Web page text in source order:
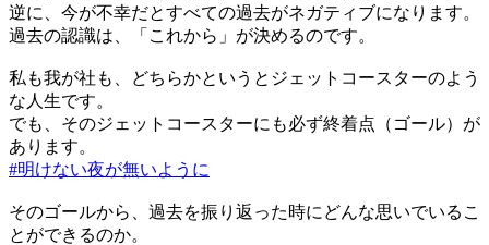
逆に、今が不幸だとすべての過去がネガティブになります。
過去の認識は、「これから」が決めるのです。
私も我が社も、どちらかというとジェットコースターのよう
な人生です。
でも、そのジェットコースターにも必ず終着点（ゴール）が
あります。
#明けない夜が無いように
そのゴールから、過去を振り返った時にどんな思いでいるこ
とができるのか。